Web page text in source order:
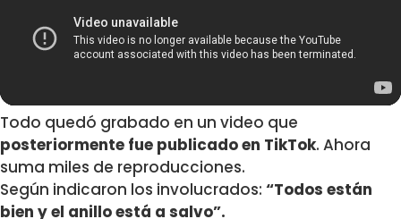
Todo quedó grabado en un video que
posteriormente fue publicado en TikTok. Ahora
suma miles de reproducciones.
Según indicaron los involucrados: “Todos están
bien y el anillo está a salvo”.